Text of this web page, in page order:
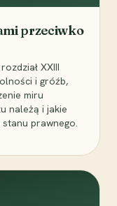
przeciwko
XXIII
i gróźb,
miru
należą i jakie
prawnego.